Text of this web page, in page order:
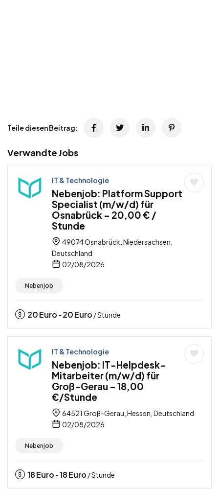
Teile diesen Beitrag:
Verwandte Jobs
IT & Technologie
Nebenjob: Platform Support
Specialist (m/w/d) für
Osnabrück – 20,00 € /
Stunde
49074 Osnabrück, Niedersachsen,
Deutschland
02/08/2026
Nebenjob
20Euro - 20Euro / Stunde
IT & Technologie
Nebenjob: IT-Helpdesk-
Mitarbeiter (m/w/d) für
Groß-Gerau – 18,00
€/Stunde
64521 Groß-Gerau, Hessen, Deutschland
02/08/2026
Nebenjob
18Euro -18Euro / Stunde